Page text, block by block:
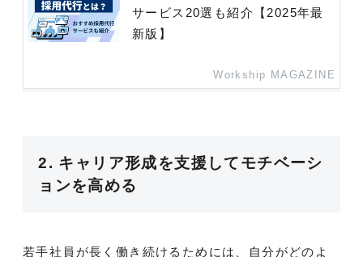
サービス20選も紹介【2025年最
新版】
Workship MAGAZINE
2. キャリア形成を支援してモチベーシ
ョンを高める
若手社員が長く働き続けるためには、自分がどのよ